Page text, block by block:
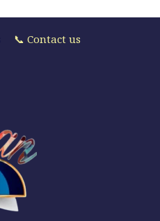
📞 Contact us